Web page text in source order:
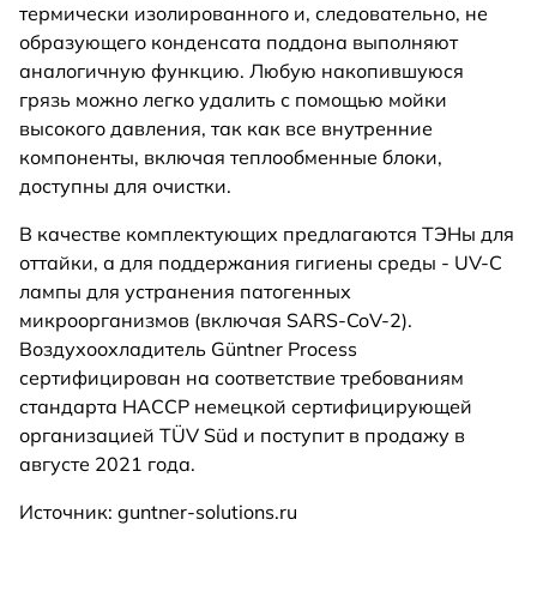
термически изолированного и, следовательно, не
образующего конденсата поддона выполняют
аналогичную функцию. Любую накопившуюся
грязь можно легко удалить с помощью мойки
высокого давления, так как все внутренние
компоненты, включая теплообменные блоки,
доступны для очистки.
В качестве комплектующих предлагаются ТЭНы для
оттайки, а для поддержания гигиены среды - UV-C
лампы для устранения патогенных
микроорганизмов (включая SARS-CoV-2).
Воздухоохладитель Güntner Process
сертифицирован на соответствие требованиям
стандарта HACCP немецкой сертифицирующей
организацией TÜV Süd и поступит в продажу в
августе 2021 года.
Источник: guntner-solutions.ru